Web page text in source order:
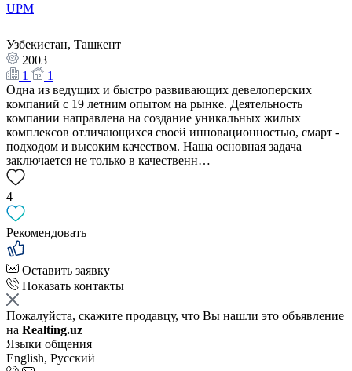
UPM
Узбекистан, Ташкент
2003
1
1
Одна из ведущих и быстро развивающих девелоперских
компаний с 19 летним опытом на рынке. Деятельность
компании направлена на создание уникальных жилых
комплексов отличающихся своей инновационностью, смарт -
подходом и высоким качеством. Наша основная задача
заключается не только в качественн…
4
Рекомендовать
Оставить заявку
Показать контакты
Пожалуйста, скажите продавцу, что Вы нашли это объявление
на Realting.uz
Языки общения
English, Русский